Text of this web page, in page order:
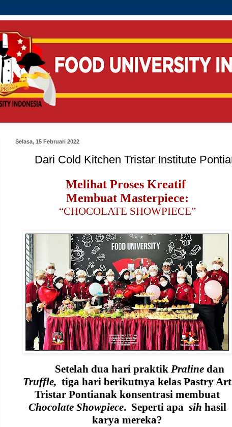
Selasa, 15 Februari 2022
Dari Cold Kitchen Tristar Institute Pontianak
Melihat Proses Kreatif
Membuat Masterpiece:
“CHOCOLATE SHOWPIECE”
Setelah dua hari praktikPralinedan
Truffle, tiga hari berikutnya kelas Pastry Art
Tristar Pontianak konsentrasi membuat
Chocolate Showpiece. Seperti apa sih hasil
karya mereka?